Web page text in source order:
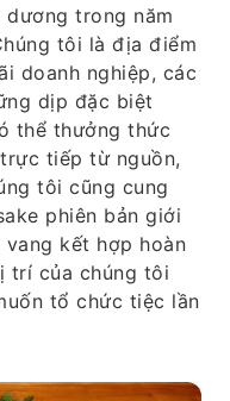
trong năm
tôi là địa điểm
doanh nghiệp, các
dịp đặc biệt
thể thưởng thức
tiếp từ nguồn,
tôi cũng cung
phiên bản giới
kết hợp hoàn
trí của chúng tôi
tổ chức tiệc lần